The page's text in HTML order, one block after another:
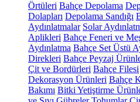
Örtüleri Bahçe Depolama
Dolapları Depolama Sandığı
Aydınlatmalar Solar
Aplikleri Bahçe Feneri ve
Aydınlatma Bahçe Set Üstü
Direkleri Bahçe Peyzaj
Çit ve Bordürleri Bahçe Filesi
Dekorasyon Ürünleri Bahçe
Bakımı Bitki Yetiştirme